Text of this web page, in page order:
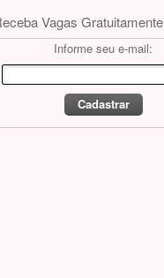
Vagas Gratuitamente
Informe seu e-mail: